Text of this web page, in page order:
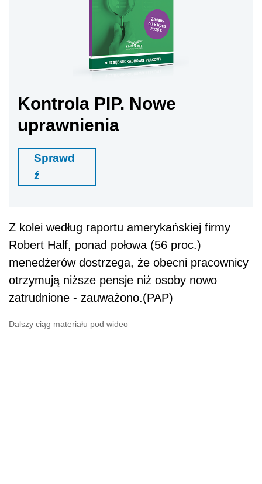
Kontrola PIP. Nowe
uprawnienia
Sprawd
ź
Z kolei według raportu amerykańskiej firmy
Robert Half, ponad połowa (56 proc.)
menedżerów dostrzega, że obecni pracownicy
otrzymują niższe pensje niż osoby nowo
zatrudnione - zauważono.(PAP)
Dalszy ciąg materiału pod wideo